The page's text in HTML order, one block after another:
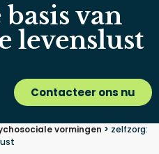
van
levenslust
Contacteer ons nu
vormingen > zelfzorg: